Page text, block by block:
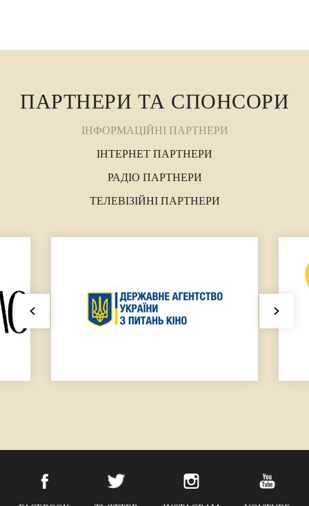
ПАРТНЕРИ ТА СПОНСОРИ
ІНФОРМАЦІЙНІ ПАРТНЕРИ
ІНТЕРНЕТ ПАРТНЕРИ
РАДІО ПАРТНЕРИ
ТЕЛЕВІЗІЙНІ ПАРТНЕРИ